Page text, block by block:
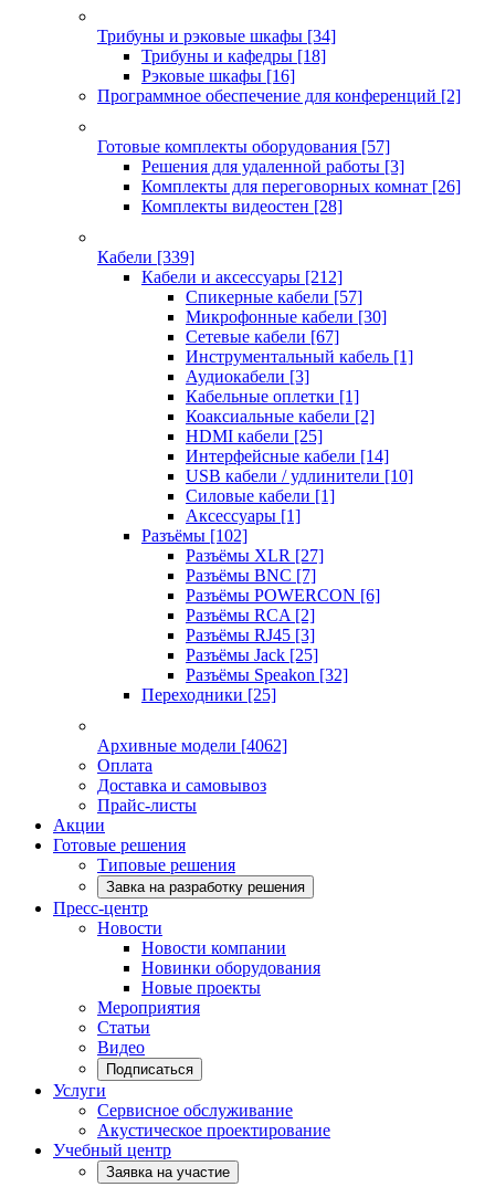
Трибуны и рэковые шкафы [34]
Трибуны и кафедры [18]
Рэковые шкафы [16]
Программное обеспечение для конференций [2]
Готовые комплекты оборудования [57]
Решения для удаленной работы [3]
Комплекты для переговорных комнат [26]
Комплекты видеостен [28]
Кабели [339]
Кабели и аксессуары [212]
Спикерные кабели [57]
Микрофонные кабели [30]
Сетевые кабели [67]
Инструментальный кабель [1]
Аудиокабели [3]
Кабельные оплетки [1]
Коаксиальные кабели [2]
HDMI кабели [25]
Интерфейсные кабели [14]
USB кабели / удлинители [10]
Силовые кабели [1]
Аксессуары [1]
Разъёмы [102]
Разъёмы XLR [27]
Разъёмы BNC [7]
Разъёмы POWERCON [6]
Разъёмы RCA [2]
Разъёмы RJ45 [3]
Разъёмы Jack [25]
Разъёмы Speakon [32]
Переходники [25]
Архивные модели [4062]
Оплата
Доставка и самовывоз
Прайс-листы
Акции
Готовые решения
Типовые решения
Завка на разработку решения
Пресс-центр
Новости
Новости компании
Новинки оборудования
Новые проекты
Мероприятия
Статьи
Видео
Подписаться
Услуги
Сервисное обслуживание
Акустическое проектирование
Учебный центр
Заявка на участие